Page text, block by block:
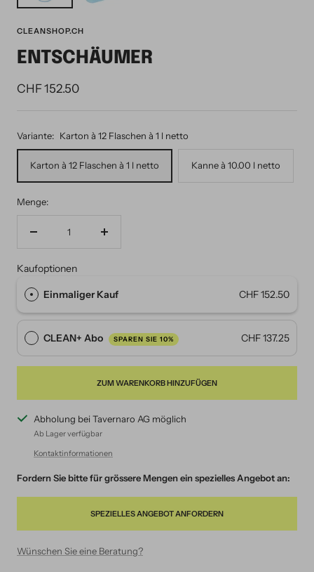
CLEANSHOP.CH
ENTSCHÄUMER
CHF 152.50
Variante: Karton à 12 Flaschen à 1 l netto
Karton à 12 Flaschen à 1 l netto Kanne à 10.00 l netto
Menge:
Menge
Kaufoptionen
Einmaliger Kauf CHF 152.50
CLEAN+ Abo SPAREN SIE 10% CHF 137.25
ZUM WARENKORB HINZUFÜGEN
Abholung bei Tavernaro AG möglich
Ab Lager verfügbar
Kontaktinformationen
Fordern Sie bitte für grössere Mengen ein spezielles Angebot an:
SPEZIELLES ANGEBOT ANFORDERN
Wünschen Sie eine Beratung?